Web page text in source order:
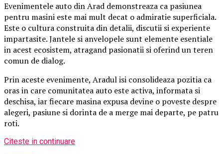
Evenimentele auto din Arad demonstreaza ca pasiunea
pentru masini este mai mult decat o admiratie superficiala.
Este o cultura construita din detalii, discutii si experiente
impartasite. Jantele si anvelopele sunt elemente esentiale
in acest ecosistem, atragand pasionatii si oferind un teren
comun de dialog.
Prin aceste evenimente, Aradul isi consolideaza pozitia ca
oras in care comunitatea auto este activa, informata si
deschisa, iar fiecare masina expusa devine o poveste despre
alegeri, pasiune si dorinta de a merge mai departe, pe patru
roti.
Citeste in continuare